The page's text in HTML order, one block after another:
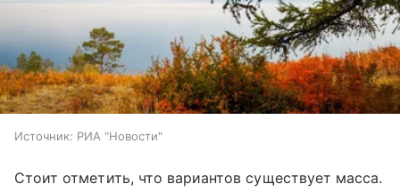
Источник: РИА "Новости"
Стоит отметить, что вариантов существует масса.